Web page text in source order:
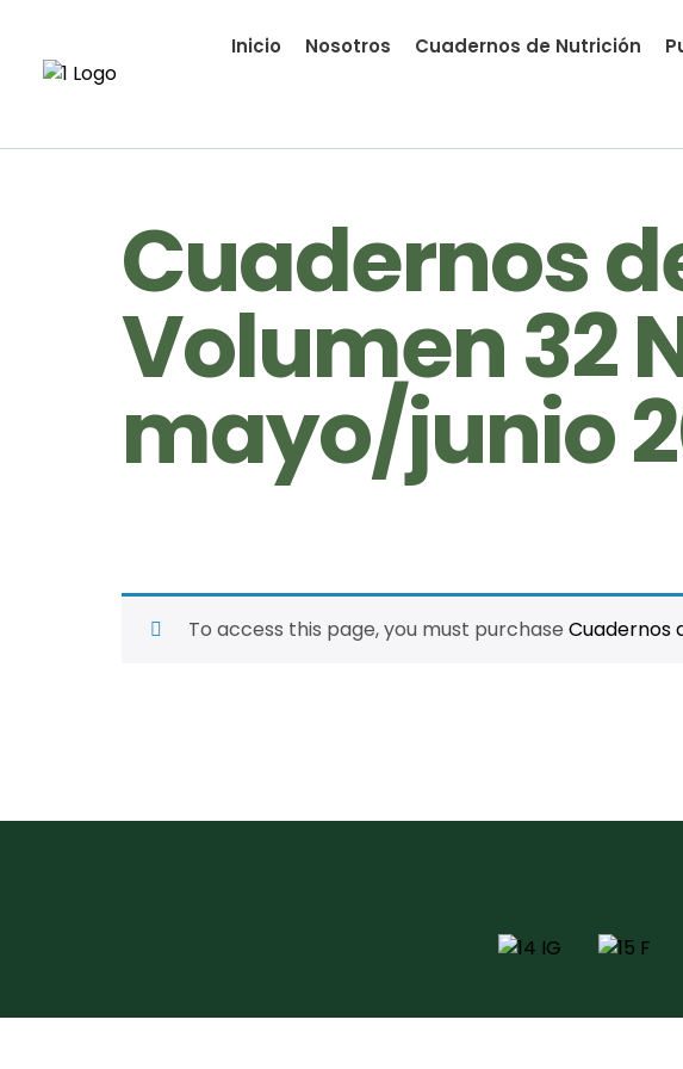
Inicio Nosotros Cuadernos de Nutrición
Cuadernos
Volumen 32
mayo/junio
To access this page, you must purchase Cuadernos